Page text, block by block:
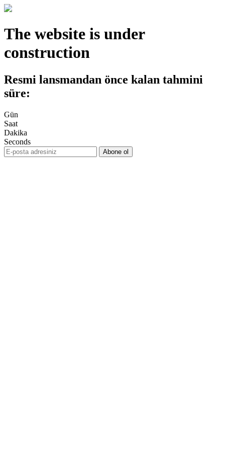
The website is under
construction
Resmi lansmandan önce kalan tahmini
süre:
Gün
Saat
Dakika
Seconds